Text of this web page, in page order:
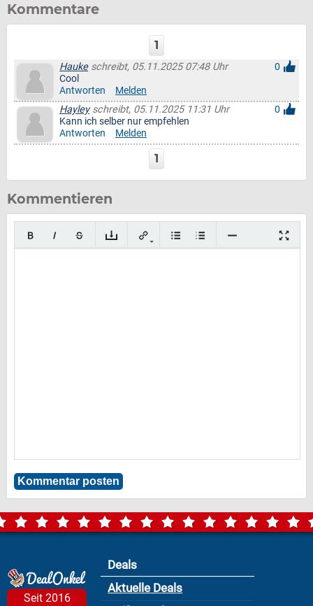
Kommentare
1
Haukeschreibt, 05.11.2025 07:48 Uhr
0
Cool
Antworten
Melden
Hayleyschreibt, 05.11.2025 11:31 Uhr
0
Kann ich selber nur empfehlen
Antworten
Melden
1
Kommentieren
Seit 2016
Deals
Aktuelle Deals